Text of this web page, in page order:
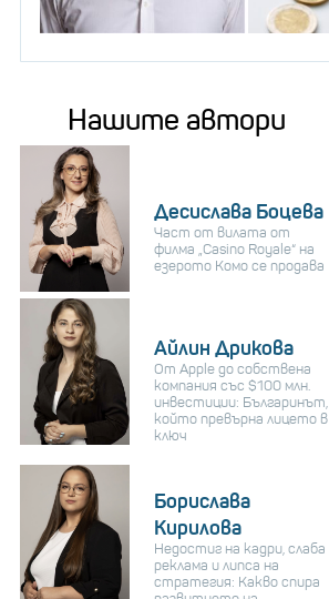
Нашите автори
Десислава Боцева
Част от вилата от
филма „Casino Royale“ на
езерото Комо се продава
Айлин Дрикова
От Apple до собствена
компания със $100 млн.
инвестиции: Българинът,
който превърна лицето в
ключ
Борислава
Кирилова
Недостиг на кадри, слаба
реклама и липса на
стратегия: Какво спира